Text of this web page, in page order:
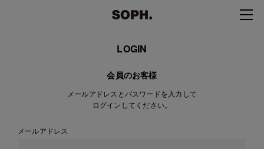
LOGIN
会員のお客様
メールアドレスとパスワードを入力して
ログインしてください。
メールアドレス